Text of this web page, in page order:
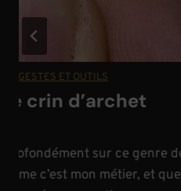
GESTES ET OUTILS
crin d’archet
sur ce genre de
c’est mon métier, et que je